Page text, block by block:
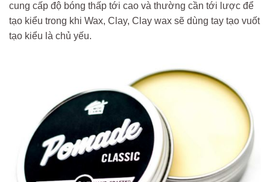
cung cấp độ bóng thấp tới cao và thường cần tới lược để
tạo kiểu trong khi Wax, Clay, Clay wax sẽ dùng tay tạo vuốt
tạo kiểu là chủ yếu.